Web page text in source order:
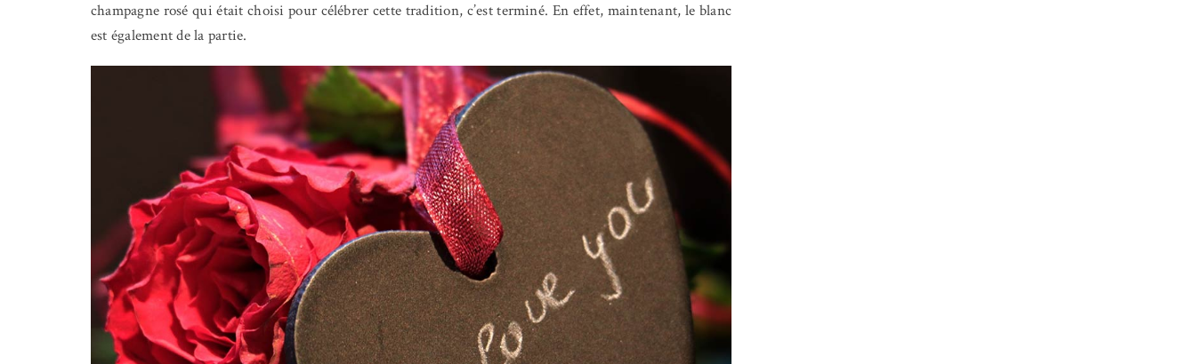
champagne rosé qui était choisi pour célébrer cette tradition, c’est terminé. En effet, maintenant, le blanc
est également de la partie.